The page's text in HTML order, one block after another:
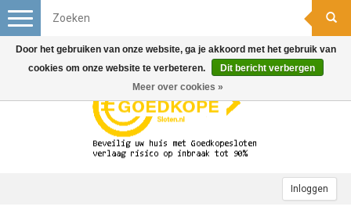
Inloggen
Toggle
navigation
Door het gebruiken van onze website, ga je akkoord met het gebruik van
cookies om onze website te verbeteren.
Dit bericht verbergen
Meer over cookies »